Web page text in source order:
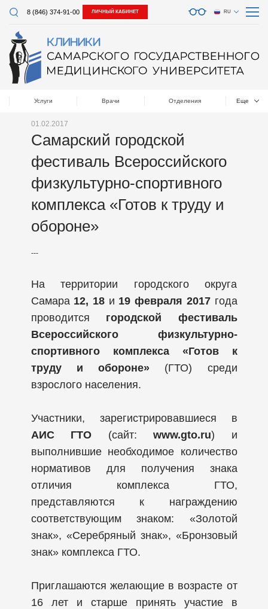
8 (846) 374-91-00 ЛИЧНЫЙ КАБИНЕТ RU
Услуги Врачи Отделения Еще
01.02.2017
Самарский городской
фестиваль Всероссийского
физкультурно-спортивного
комплекса «Готов к труду и
обороне»
---
На территории городского округа
Самара 12, 18и 19 февраля 2017года
проводится городской фестиваль
Всероссийского физкультурно-
спортивного комплекса «Готов к
труду и обороне» (ГТО) среди
взрослого населения.
Участники, зарегистрировавшиеся в
АИС ГТО (сайт: www.gto.ru) и
выполнившие необходимое количество
нормативов для получения знака
отличия комплекса ГТО,
представляются к награждению
соответствующим знаком: «Золотой
знак», «Серебряный знак», «Бронзовый
знак» комплекса ГТО.
Приглашаются желающие в возрасте от
16 лет и старше принять участие в